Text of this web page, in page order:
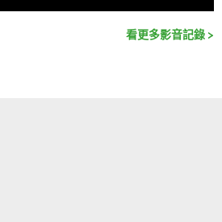
看更多影音記錄 >